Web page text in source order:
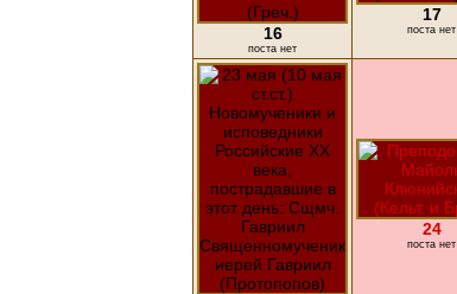
16
поста нет
17
поста нет
24
поста нет